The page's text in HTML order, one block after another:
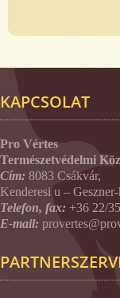
KAPCSOLAT
Pro Vértes
Természetvédelmi
Cím: 8083 Csákvár,
Kenderesi u –
Telefon, fax: +36 22/
E-mail: